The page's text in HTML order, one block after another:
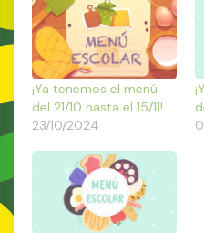
¡Ya tenemos el menú
del 21/10 hasta el 15/11!
23/10/2024